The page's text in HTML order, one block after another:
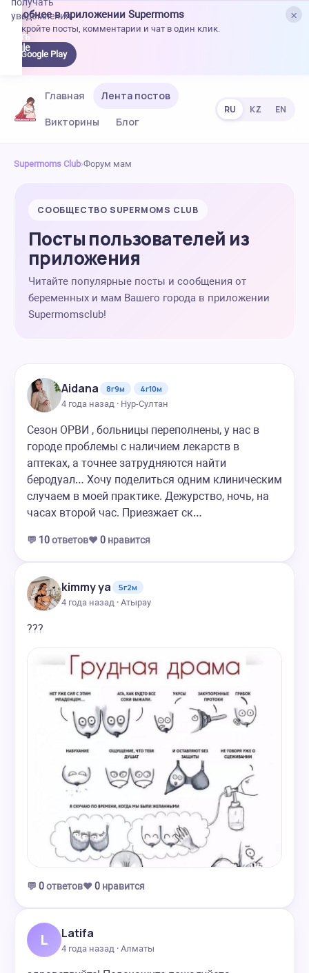
×
Удобнее в приложении Supermoms
Откройте посты, комментарии и чат в один клик.
Google Play
уведомления.
Главная
Лента постов
Викторины
Блог
RU KZ EN
Supermoms Club›Форум мам
СООБЩЕСТВО SUPERMOMS CLUB
Посты пользователей из
приложения
Читайте популярные посты и сообщения от
беременных и мам Вашего города в приложении
Supermomsclub!
Aidana 8г9м
4г10м
4 года назад · Нур-Султан
Сезон ОРВИ , больницы переполнены, у нас в
городе проблемы с наличием лекарств в
аптеках, а точнее затрудняются найти
беродуал… Хочу поделиться одним клиническим
случаем в моей практике. Дежурство, ночь, на
часах второй час. Приезжает ск…
💬 10ответов❤️ 0 нравится
kimmy ya
5г2м
4 года назад · Атырау
???
💬 0ответов❤️ 0 нравится
L Latifa
4 года назад · Алматы